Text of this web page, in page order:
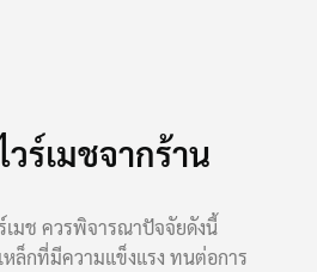
ร์เมชจากร้าน
ช ควรพิจารณาปัจจัยดังนี้
ล็กที่มีความแข็งแรง ทนต่อการ